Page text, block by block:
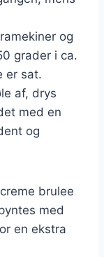
og
grader i ca.
er sat.
af, drys
med en
og
brulee
med
en ekstra